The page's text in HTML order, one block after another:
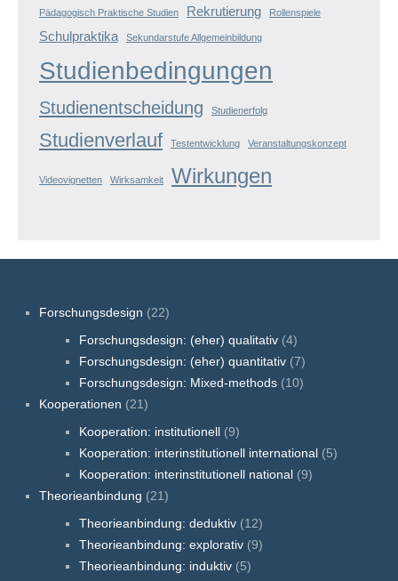
Pädagogisch Praktische Studien Rekrutierung Rollenspiele
Schulpraktika Sekundarstufe Allgemeinbildung
Studienbedingungen
Studienentscheidung Studienerfolg
Studienverlauf Testentwicklung Veranstaltungskonzept
Videovignetten Wirksamkeit Wirkungen
Forschungsdesign (22)
Forschungsdesign: (eher) qualitativ (4)
Forschungsdesign: (eher) quantitativ (7)
Forschungsdesign: Mixed-methods (10)
Kooperationen (21)
Kooperation: institutionell (9)
Kooperation: interinstitutionell international (5)
Kooperation: interinstitutionell national (9)
Theorieanbindung (21)
Theorieanbindung: deduktiv (12)
Theorieanbindung: explorativ (9)
Theorieanbindung: induktiv (5)